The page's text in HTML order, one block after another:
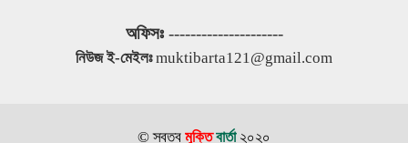
অফিসঃ ---------------------
নিউজ ই-মেইলঃ muktibarta121@gmail.com
© স্বত্ব মুক্তি বার্তা২০২০